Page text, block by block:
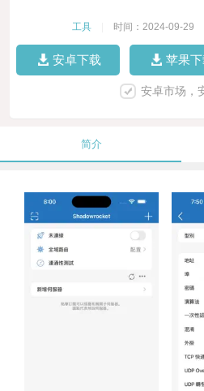
工具 时间：2024-09-29
安卓下载 苹果
安卓市场，
简介